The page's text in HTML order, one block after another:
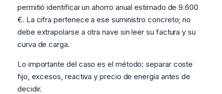
permitió identificar un ahorro anual estimado de 9.600
€. La cifra pertenece a ese suministro concreto; no
debe extrapolarse a otra nave sin leer su factura y su
curva de carga.
Lo importante del caso es el método: separar coste
fijo, excesos, reactiva y precio de energía antes de
decidir.